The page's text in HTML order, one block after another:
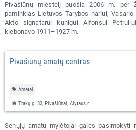
Pivašiūnų miestelį puošia 2006 m. per
paminklas Lietuvos Tarybos nariui,
Akto signatarui kunigui Alfonsui
klebonavo 1911–1927 m.
Pivašiūnų amatų centras
Amatai
Trakų g. 33, Pivašiūnai, Alytaus r.
Senųjų amatų mylėtojai galės pasimokyti